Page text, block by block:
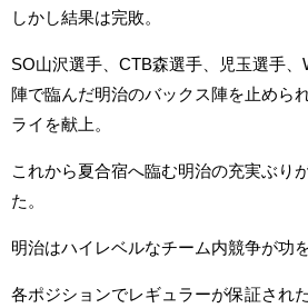
しかし結果は完敗。
SO山沢選手、CTB森選手、児玉選手
陣で臨んだ明治のバックス陣を止めら
ライを献上。
これから夏合宿へ臨む明治の充実ぶり
た。
明治はハイレベルなチーム内競争が功
各ポジションでレギュラーが保証され